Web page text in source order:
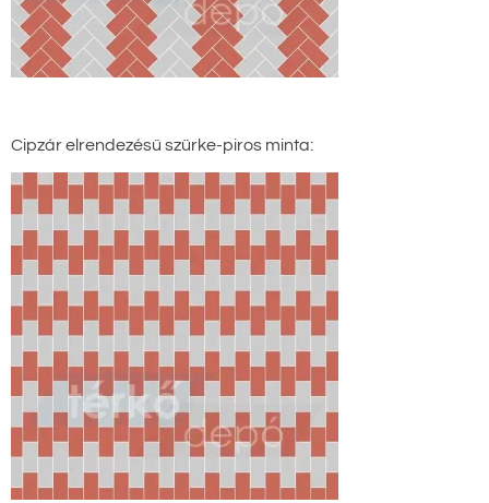
Cipzár elrendezésű szürke-piros minta: